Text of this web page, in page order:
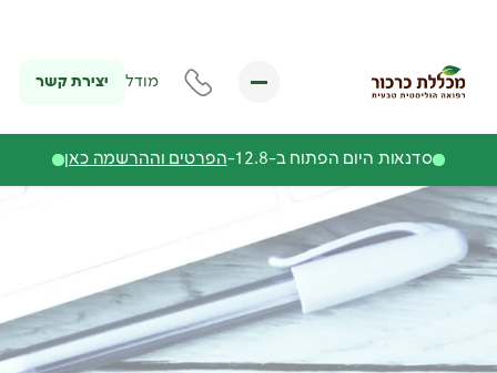
מודל יצירת קשר
סדנאות היום הפתוח ב-12.8- הפרטים וההרשמה כאן